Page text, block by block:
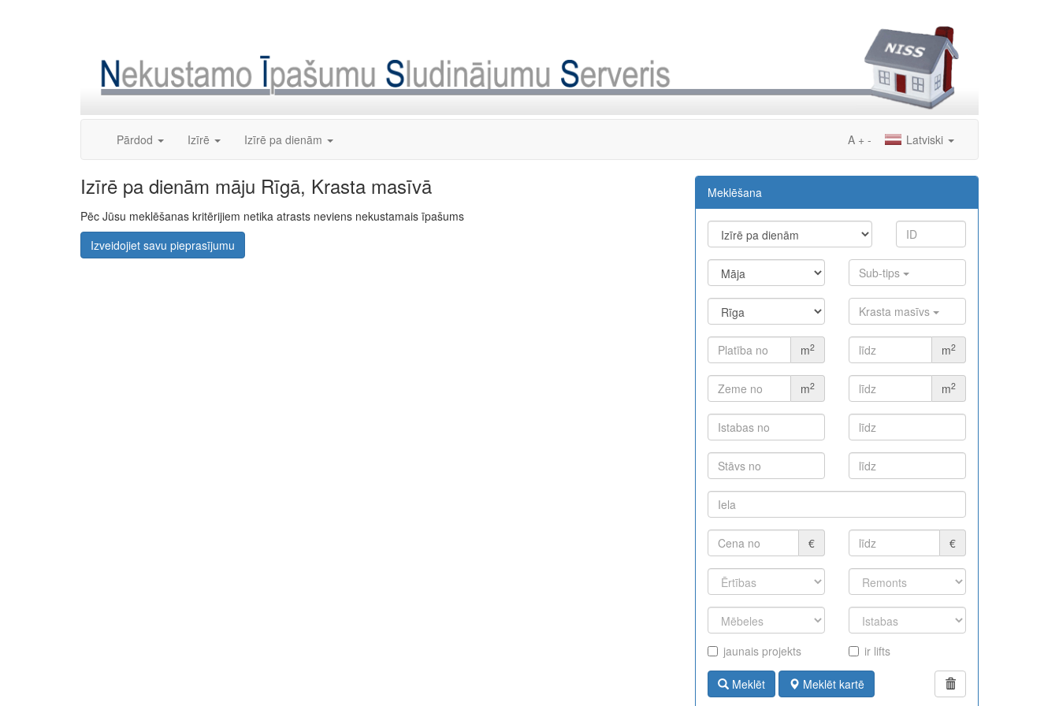
Pārdod Izīrē Izīrē pa dienām Latviski
A + -
Izīrē pa dienām māju Rīgā, Krasta masīvā
Pēc Jūsu meklēšanas kritērijiem netika atrasts neviens nekustamais īpašums
Izveidojiet savu pieprasījumu
Meklēšana
Sub-tips
Krasta masīvs
m2 m2
m2 m2
€ €
jaunais projekts ir lifts
Meklēt Meklēt kartē